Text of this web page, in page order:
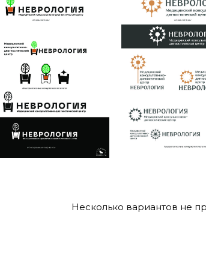
Несколько вариантов не